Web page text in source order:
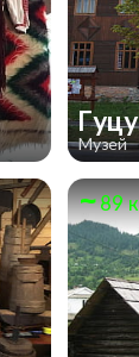
Музей
89